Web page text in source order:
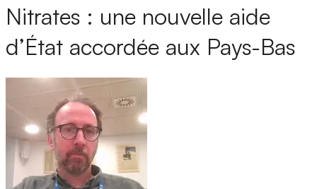
Nitrates : une nouvelle aide
d’État accordée aux Pays-Bas